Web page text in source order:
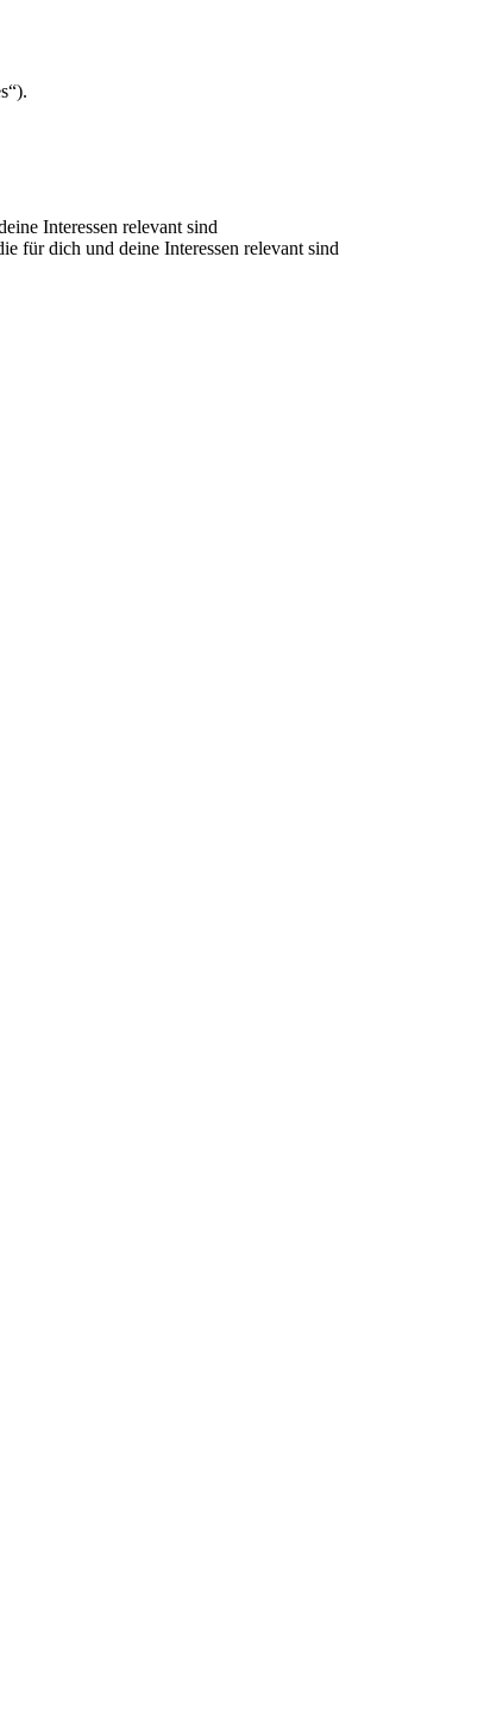
Interessen relevant sind
für dich und deine Interessen relevant sind